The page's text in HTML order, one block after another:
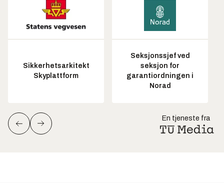
Sikkerhetsarkitekt
Skyplattform
Seksjonssjef ved
seksjon for
garantiordningen i
Norad
En tjeneste fra